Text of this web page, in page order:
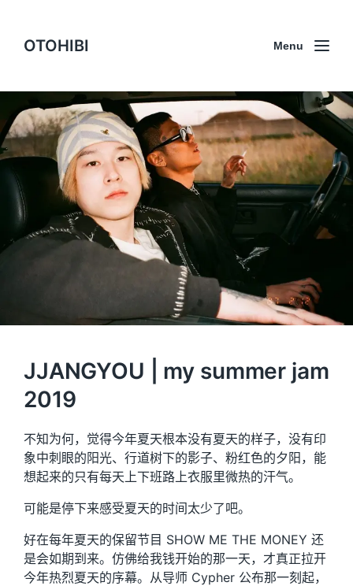
OTOHIBI Menu
JJANGYOU | my summer jam
2019
不知为何，觉得今年夏天根本没有夏天的样子，没有印
象中刺眼的阳光、行道树下的影子、粉红色的夕阳，能
想起来的只有每天上下班路上衣服里微热的汗气。
可能是停下来感受夏天的时间太少了吧。
好在每年夏天的保留节目 SHOW ME THE MONEY 还
是会如期到来。仿佛给我钱开始的那一天，才真正拉开
今年热烈夏天的序幕。从导师 Cypher 公布那一刻起，